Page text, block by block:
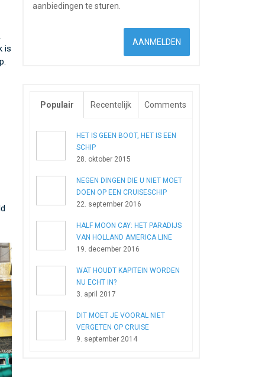
is
aanbiedingen te sturen.
Populair Recentelijk Comments
HET IS GEEN BOOT, HET IS EEN
SCHIP
28. oktober 2015
NEGEN DINGEN DIE U NIET MOET
DOEN OP EEN CRUISESCHIP
22. september 2016
HALF MOON CAY: HET PARADIJS
VAN HOLLAND AMERICA LINE
19. december 2016
WAT HOUDT KAPITEIN WORDEN
NU ECHT IN?
3. april 2017
DIT MOET JE VOORAL NIET
VERGETEN OP CRUISE
9. september 2014